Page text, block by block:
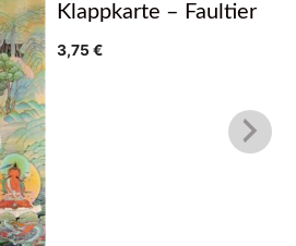
Klappkarte – Faultier
3,75€